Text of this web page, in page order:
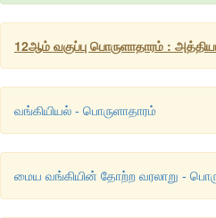
12ஆம் வகுப்பு பொருளாதாரம் :
வங்கியியல் - பொருளாதாரம்
மைய வங்கியின் தோற்ற வரலாறு -